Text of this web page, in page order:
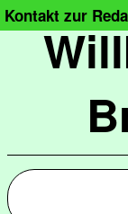
Kontakt zur